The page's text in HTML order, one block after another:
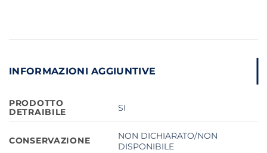
INFORMAZIONI AGGIUNTIVE
PRODOTTO
DETRAIBILE
SI
CONSERVAZIONE
NON DICHIARATO/NON
DISPONIBILE